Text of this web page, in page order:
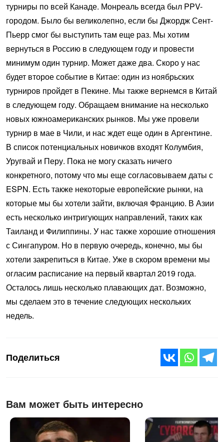
турниры по всей Канаде. Монреаль всегда был PPV-
городом. Было бы великолепно, если бы Джордж Сент-
Пьерр смог бы выступить там еще раз. Мы хотим
вернуться в Россию в следующем году и провести
минимум один турнир. Может даже два. Скоро у нас
будет второе событие в Китае: один из ноябрьских
турниров пройдет в Пекине. Мы также вернемся в Китай
в следующем году. Обращаем внимание на несколько
новых южноамериканских рынков. Мы уже провели
турнир в мае в Чили, и нас ждет еще один в Аргентине.
В список потенциальных новичков входят Колумбия,
Уругвай и Перу. Пока не могу сказать ничего
конкретного, потому что мы еще согласовываем даты с
ESPN. Есть также некоторые европейские рынки, на
которые мы бы хотели зайти, включая Францию. В Азии
есть несколько интригующих направлений, таких как
Таиланд и Филиппины. У нас также хорошие отношения
с Сингапуром. Но в первую очередь, конечно, мы бы
хотели закрепиться в Китае. Уже в скором времени мы
огласим расписание на первый квартал 2019 года.
Осталось лишь несколько плавающих дат. Возможно,
мы сделаем это в течение следующих нескольких
недель.
Поделиться
Вам может быть интересно